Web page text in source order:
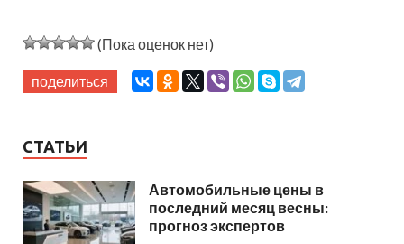
(Пока оценок нет)
поделиться
СТАТЬИ
Автомобильные цены в
последний месяц весны:
прогноз экспертов